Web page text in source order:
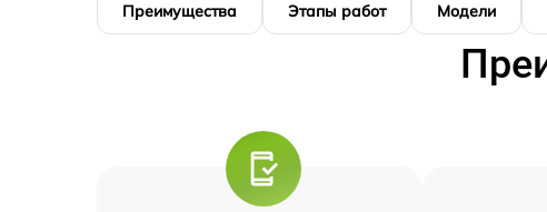
Преимущества Этапы работ Модели